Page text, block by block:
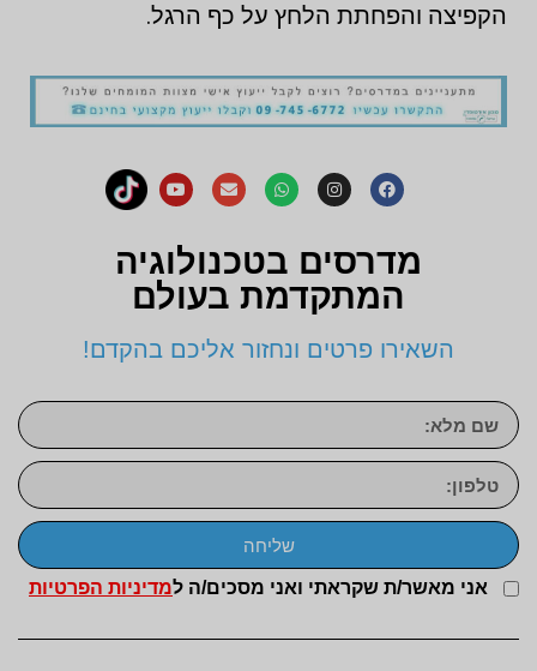
הקפיצה והפחתת הלחץ על כף הרגל.
מדרסים בטכנולוגיה
המתקדמת בעולם
השאירו פרטים ונחזור אליכם בהקדם!
אני מאשר/ת שקראתי ואני מסכים/ה למדיניות הפרטיות
שליחה